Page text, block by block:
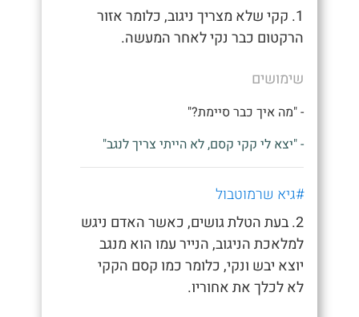
1. קקי שלא מצריך ניגוב, כלומר אזור
הרקטום כבר נקי לאחר המעשה.
שימושים
- "מה איך כבר סיימת?"
- "יצא לי קקי קסם, לא הייתי צריך לנגב"
#גיא שרמוטבול
2. בעת הטלת גושים, כאשר האדם ניגש
למלאכת הניגוב, הנייר עמו הוא מנגב
יוצא יבש ונקי, כלומר כמו קסם הקקי
לא לכלך את אחוריו.